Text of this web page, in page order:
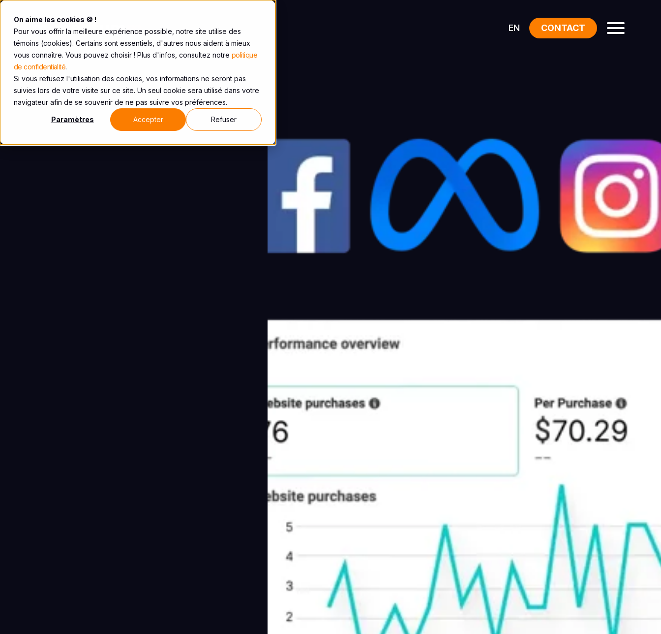
On aime les cookies 🍪 !
Pour vous offrir la meilleure expérience possible, notre site utilise des
témoins (cookies). Certains sont essentiels, d'autres nous aident à mieux
vous connaître. Vous pouvez choisir ! Plus d'infos, consultez notre politique
de confidentialité.
Si vous refusez l'utilisation des cookies, vos informations ne seront pas
suivies lors de votre visite sur ce site. Un seul cookie sera utilisé dans votre
navigateur afin de se souvenir de ne pas suivre vos préférences.
Paramètres Accepter Refuser
EN CONTACT